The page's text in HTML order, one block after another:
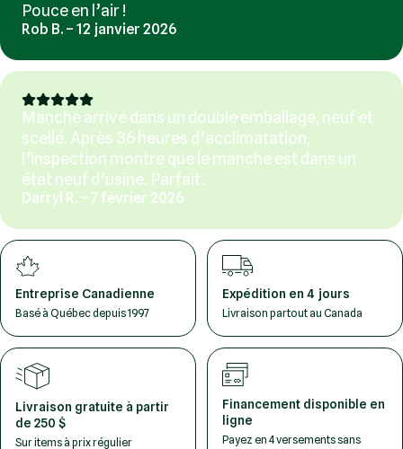
Pouce en l’air !
Rob B. – 12 janvier 2026
Manche arrivé dans un double emballage, neuf et
scellé. Après 36 heures d’acclimatation,
l’inspection montre que le manche est dans un
état neuf d’usine. Parfait.
Darryl R. – 7 février 2026
Entreprise Canadienne
Basé à Québec depuis 1997
Expédition en 4 jours
Livraison partout au Canada
Livraison gratuite à partir
de 250 $
Sur items à prix régulier
Financement disponible en
ligne
Payez en 4 versements sans